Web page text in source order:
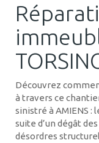
Découvrez
à travers ce
sinistré à AMIENS :
suite d’un dégât
désordres